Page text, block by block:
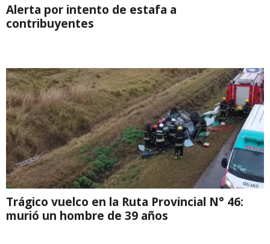
Alerta por intento de estafa a
contribuyentes
Trágico vuelco en la Ruta Provincial N° 46:
murió un hombre de 39 años